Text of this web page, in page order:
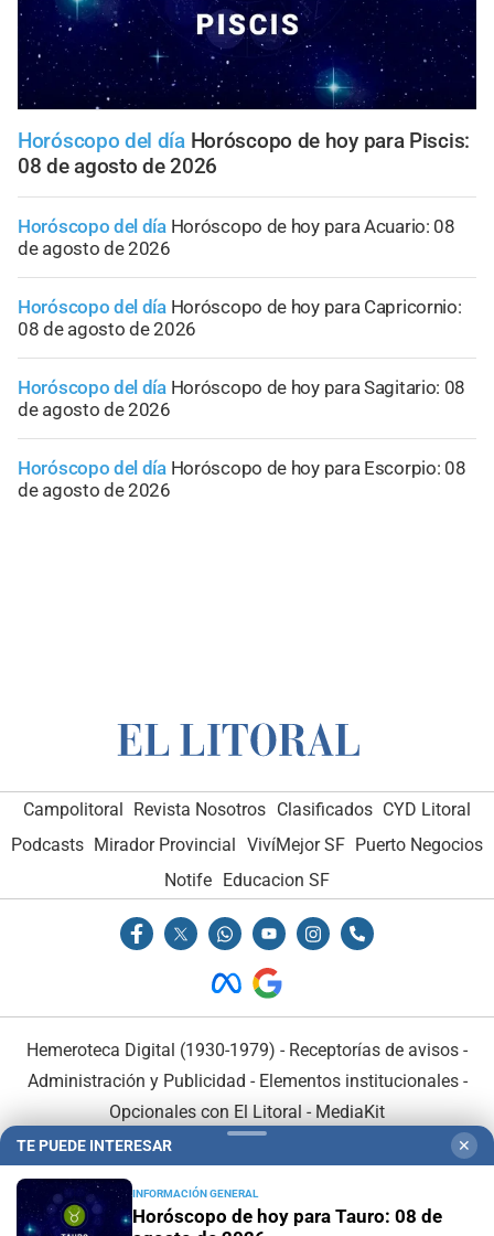
Horóscopo del día Horóscopo de hoy para Piscis:
08 de agosto de 2026
Horóscopo del día Horóscopo de hoy para Acuario: 08
de agosto de 2026
Horóscopo del día Horóscopo de hoy para Capricornio:
08 de agosto de 2026
Horóscopo del día Horóscopo de hoy para Sagitario: 08
de agosto de 2026
Horóscopo del día Horóscopo de hoy para Escorpio: 08
de agosto de 2026
Campolitoral Revista Nosotros Clasificados CYD Litoral
Podcasts Mirador Provincial VivíMejor SF Puerto Negocios
Notife Educacion SF
Hemeroteca Digital (1930-1979) - Receptorías de avisos -
Administración y Publicidad - Elementos institucionales-
Opcionales con El Litoral - MediaKit
TE PUEDE INTERESAR ✕
INFORMACIÓN GENERAL
Horóscopo de hoy para Tauro: 08 de